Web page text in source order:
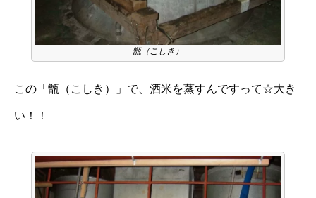
甑（こしき）
この「甑（こしき）」で、酒米を蒸すんですって☆大き
い！！